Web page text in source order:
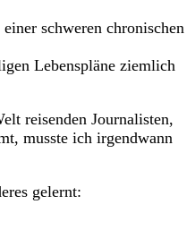
schweren chronischen
Lebenspläne ziemlich
reisenden Journalisten,
musste ich irgendwann
gelernt: